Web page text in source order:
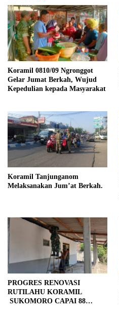
Koramil 0810/09 Ngronggot
Gelar Jumat Berkah, Wujud
Kepedulian kepada Masyarakat
Koramil Tanjunganom
Melaksanakan Jum’at Berkah.
PROGRES RENOVASI
RUTILAHU KORAMIL
SUKOMORO CAPAI 88